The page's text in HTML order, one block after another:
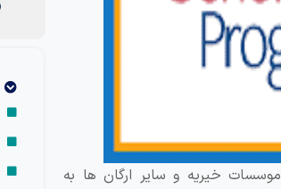
خیریه و سایر ارگان‌ ها به